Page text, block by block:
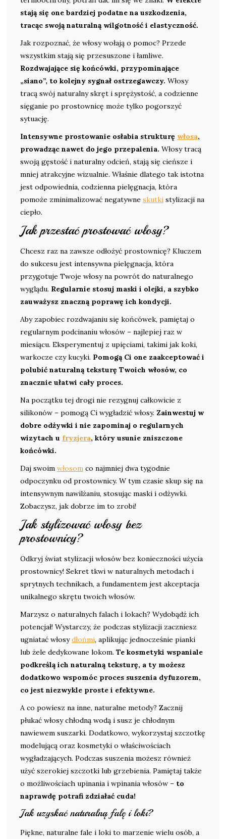
stają się one bardziej podatne na uszkodzenia,
tracąc swoją naturalną wilgotność i elastyczność.
Jak rozpoznać, że włosy wołają o pomoc? Przede
wszystkim stają się przesuszone i łamliwe.
Rozdwajające się końcówki, przypominające
„siano”, to kolejny sygnał ostrzegawczy. Włosy
tracą swój naturalny skręt i sprężystość, a codzienne
sięganie po prostownicę może tylko pogorszyć
sytuację.
Intensywne prostowanie osłabia strukturę włosa,
prowadząc nawet do jego przepalenia. Włosy tracą
swoją gęstość i naturalny odcień, stają się cieńsze i
mniej atrakcyjne wizualnie. Właśnie dlatego tak istotna
jest odpowiednia, codzienna pielęgnacja, która
pomoże zminimalizować negatywne skutki stylizacji na
ciepło.
Jak przestać prostować włosy?
Chcesz raz na zawsze odłożyć prostownicę? Kluczem
do sukcesu jest intensywna pielęgnacja, która
przygotuje Twoje włosy na powrót do naturalnego
wyglądu. Regularnie stosuj maski i olejki, a szybko
zauważysz znaczną poprawę ich kondycji.
Aby zapobiec rozdwajaniu się końcówek, pamiętaj o
regularnym podcinaniu włosów – najlepiej raz w
miesiącu. Eksperymentuj z upięciami, takimi jak koki,
warkocze czy kucyki. Pomogą Ci one zaakceptować i
polubić naturalną teksturę Twoich włosów, co
znacznie ułatwi cały proces.
Na początku tej drogi nie rezygnuj całkowicie z
silikonów – pomogą Ci wygładzić włosy. Zainwestuj w
dobre odżywki i nie zapominaj o regularnych
wizytach u fryzjera, który usunie zniszczone
końcówki.
Daj swoim włosom co najmniej dwa tygodnie
odpoczynku od prostownicy. W tym czasie skup się na
intensywnym nawilżaniu, stosując maski i odżywki.
Zobaczysz, jak dobrze im to zrobi!
Jak stylizować włosy bez
prostownicy?
Odkryj świat stylizacji włosów bez konieczności użycia
prostownicy! Sekret tkwi w naturalnych metodach i
sprytnych technikach, a fundamentem jest akceptacja
unikalnego skrętu twoich włosów.
Marzysz o naturalnych falach i lokach? Wydobądź ich
potencjał! Wystarczy, że podczas stylizacji zaczniesz
ugniatać włosydłońmi, aplikując jednocześnie pianki
lub żele dedykowane lokom. Te kosmetyki wspaniale
podkreślą ich naturalną teksturę, a ty możesz
dodatkowo wspomóc proces suszenia dyfuzorem,
co jest niezwykle proste i efektywne.
A co powiesz na inne, naturalne metody? Zacznij
płukać włosy chłodną wodą i susz je chłodnym
nawiewem suszarki. Dodatkowo, wykorzystaj szczotkę
modelującą oraz kosmetyki o właściwościach
wygładzających. Podczas suszenia możesz również
użyć szerokiej szczotki lub grzebienia. Pamiętaj także
o możliwościach upinania i wpinania włosów – to
naprawdę potrafi zdziałać cuda!
Jak uzyskać naturalną falę i loki?
Piękne, naturalne fale i loki to marzenie wielu osób, a